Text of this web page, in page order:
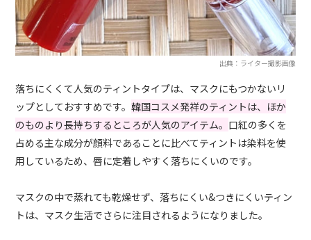
出典：ライター撮影画像
落ちにくくて人気のティントタイプは、マスクにもつかないリ
ップとしておすすめです。韓国コスメ発祥のティントは、ほか
のものより長持ちするところが人気のアイテム。 口紅の多くを
占める主な成分が顔料であることに比べてティントは染料を使
用しているため、唇に定着しやすく落ちにくいのです。
マスクの中で蒸れても乾燥せず、落ちにくい&つきにくいティン
トは、マスク生活でさらに注目されるようになりました。